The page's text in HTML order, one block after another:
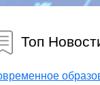
Топ